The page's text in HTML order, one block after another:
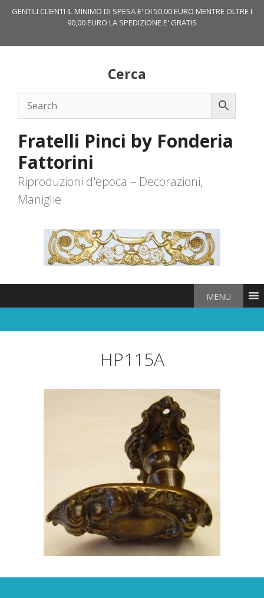
GENTILI CLIENTI IL MINIMO DI SPESA E' DI 50,00 EURO MENTRE OLTRE I
90,00 EURO LA SPEDIZIONE E' GRATIS
Cerca
Fratelli Pinci by Fonderia
Fattorini
Riproduzioni d'epoca – Decorazioni,
Maniglie
MENU
HP115A